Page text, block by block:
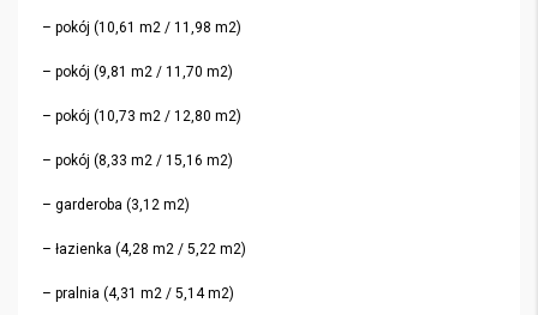
– pokój (10,61 m2 / 11,98 m2)
– pokój (9,81 m2 / 11,70 m2)
– pokój (10,73 m2 / 12,80 m2)
– pokój (8,33 m2 / 15,16 m2)
– garderoba (3,12 m2)
– łazienka (4,28 m2 / 5,22 m2)
– pralnia (4,31 m2 / 5,14 m2)